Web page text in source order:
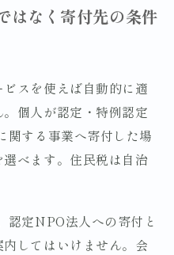
はなく寄付先の条件
スを使えば自動的に適
個人が認定・特例認定
関する事業へ寄付した場
べます。住民税は自治
認定NPO法人への寄付と
してはいけません。会